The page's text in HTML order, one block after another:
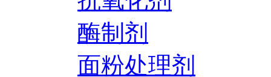
酶制剂
面粉处理剂